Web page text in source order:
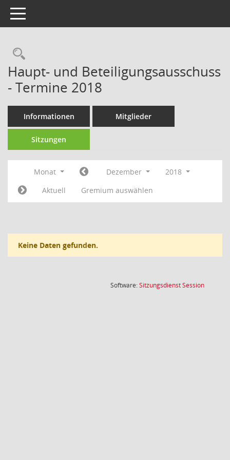
Toggle navigation
Rechercheauswahl
Haupt- und Beteiligungsausschuss
- Termine 2018
Informationen Mitglieder
Sitzungen
Monat Dezember
2018
Aktuell
Gremium auswählen
Keine Daten gefunden.
Software:SitzungsdienstSession(Wird in